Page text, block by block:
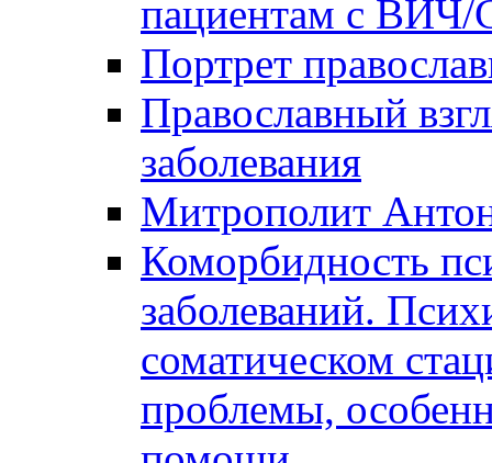
пациентам с
Портрет
Православный
заболевания
Митрополит
Коморбидность
заболеваний.
соматическом
проблемы,